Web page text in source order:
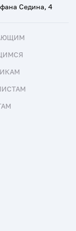
Седина, 4